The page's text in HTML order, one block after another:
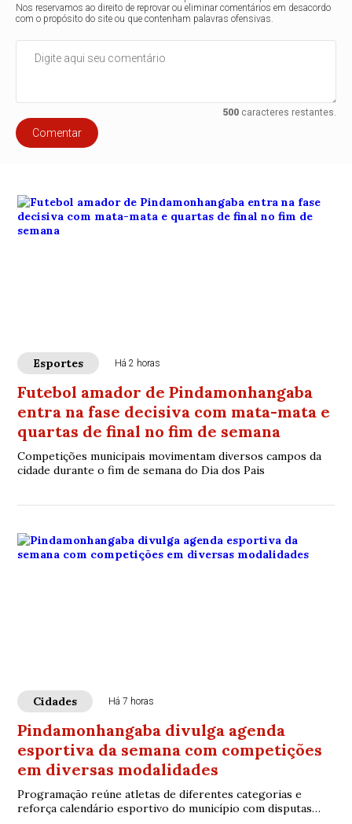
Nos reservamos ao direito de reprovar ou eliminar comentários em desacordo
com o propósito do site ou que contenham palavras ofensivas.
500caracteres restantes.
Comentar
Esportes Há 2 horas
Futebol amador de Pindamonhangaba
entra na fase decisiva com mata-mata e
quartas de final no fim de semana
Competições municipais movimentam diversos campos da
cidade durante o fim de semana do Dia dos Pais
Cidades Há 7 horas
Pindamonhangaba divulga agenda
esportiva da semana com competições
em diversas modalidades
Programação reúne atletas de diferentes categorias e
reforça calendário esportivo do município com disputas